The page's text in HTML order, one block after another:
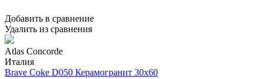
Добавить в сравнение
Удалить из сравнения
Atlas Concorde
Италия
Brave Coke D050 Керамогранит 30x60